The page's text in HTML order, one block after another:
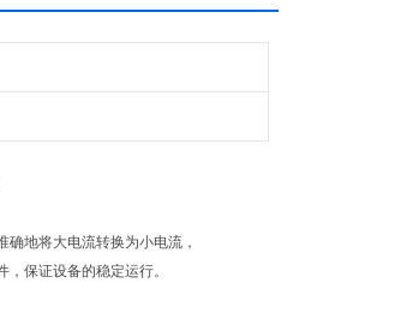
地将大电流转换为小电流，
保证设备的稳定运行。